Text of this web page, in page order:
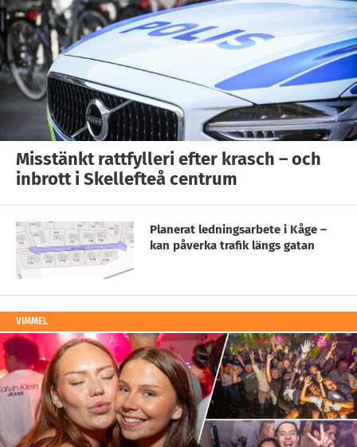
Misstänkt rattfylleri efter krasch – och
inbrott i Skellefteå centrum
Planerat ledningsarbete i Kåge –
kan påverka trafik längs gatan
VIMMEL